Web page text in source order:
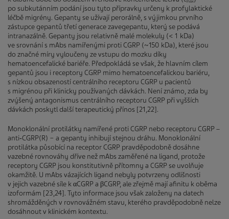
max
po subkutánním podání jsou tyto přípravky určeny k profylaktické
léčbě migrény. Gepanty se užívají perorálně, s výjimkou prvního
zástupce gepantů třetí generace zavegepantu, který se podává
intranazálně. Gepanty jsou relativně malé molekuly (< 1 kDa)
ve srovnání s mAbs namířenými proti CGRP (~150 kDa), které jsou
do značné míry vyloučeny ze vstupu do mozku díky
hematoencefalické bariéře. Předpokládá se však, že hlavním cílem
gepantů jsou i receptory CGRP mimo hematoencefalickou bariéru,
s nízkou obsazeností centrálního receptoru CGRP u pacientů
s migrénou při klinicky používaných dávkách. Není známo, zda by
zvýšený antagonismus centrálního receptoru CGRP při vyšších
dávkách poskytl další terapeutický přínos [21,22].
Monoklonální protilátky namířené proti CGRP nebo receptoru CGRP –
anti‑CGRP(R) − a gepanty inhibují stejnou dráhu. Monoklonální
protilátka působící na receptor CGRP pravděpodobně dosáhne
vazebné rovnováhy dříve než mAbs zaměřené na ligand, protože
receptory CGRP jsou konstitutivně přítomny a CGRP se uvolňuje
okamžitě. U mAbs vázajících ligand nebyly potvrzeny odlišnosti
v jejich vazebné síle k αCGRP a βCGRP, ale zřejmě mají afinitu k oběma
izoformám [23,24]. Tyto informace jsou však založeny na datech
shromážděných v rovnovážném stavu, kterého pravděpodobně nelze
dosáhnout v klinickém kontextu.